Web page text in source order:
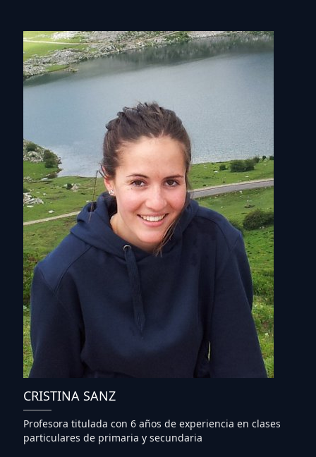
CRISTINA SANZ
Profesora titulada con 6 años de experiencia en clases
particulares de primaria y secundaria